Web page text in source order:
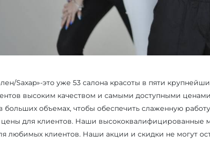
Saxap»-это уже 53 салона красоты в пяти
высоким качеством и самыми доступными
больших объемах, чтобы обеспечить слаженную
для клиентов. Наши высококвалифицированные
любимых клиентов. Наши акции и скидки не могут